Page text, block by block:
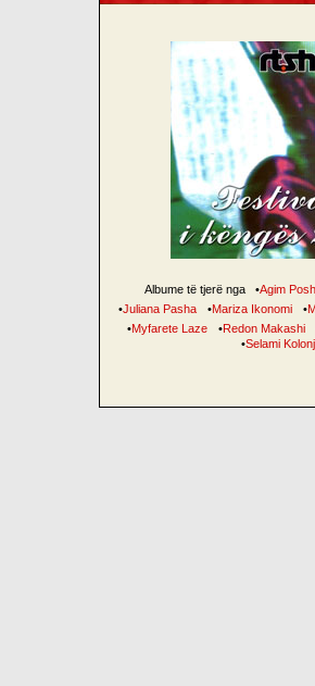
Albume të tjerë nga •Agim
•Juliana Pasha •Mariza Ikonomi •
•Myfarete Laze •Redon Makashi
•Selami